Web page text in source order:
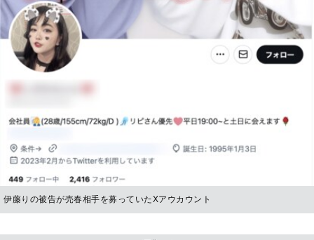
伊藤りの被告が売春相手を募っていたXアウカウント